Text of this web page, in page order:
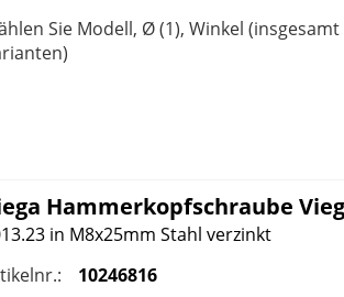
Sie Modell, Ø (1), Winkel (insgesamt
Hammerkopfschraube
in M8x25mm Stahl verzinkt
10246816